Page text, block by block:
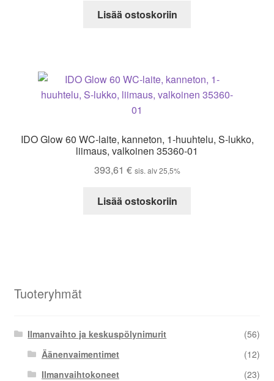
Lisää ostoskoriin
IDO Glow 60 WC-laite, kanneton, 1-huuhtelu, S-lukko,
liimaus, valkoinen 35360-01
393,61 € sis. alv 25,5%
Lisää ostoskoriin
Tuoteryhmät
Ilmanvaihto ja keskuspölynimurit
(56)
Äänenvaimentimet
(12)
Ilmanvaihtokoneet
(23)